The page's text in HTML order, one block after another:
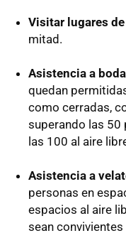
Visitar lugares
mitad.
Asistencia a
quedan
como cerradas,
superando las 50
las 100 al aire
Asistencia a
personas en
espacios al aire
sean